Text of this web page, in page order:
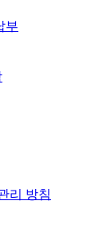
부
리 방침